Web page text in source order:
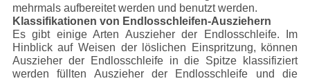
mehrmals aufbereitet werden und benutzt werden.
Klassifikationen von Endlosschleifen-Ausziehern
Es gibt einige Arten Auszieher der Endlosschleife. Im
Hinblick auf Weisen der löslichen Einspritzung, können
Auszieher der Endlosschleife in die Spitze klassifiziert
werden füllten Auszieher der Endlosschleife und die